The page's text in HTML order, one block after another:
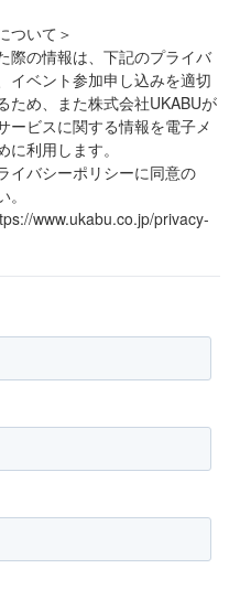
ついて＞
際の情報は、下記のプライバ
イベント参加申し込みを適切
ため、また株式会社UKABUが
ービスに関する情報を電子メ
利用します。
イバシーポリシーに同意の
www.ukabu.co.jp/privacy-